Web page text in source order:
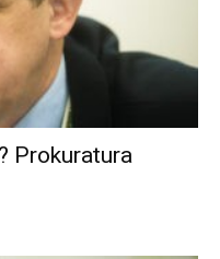
Prokuratura